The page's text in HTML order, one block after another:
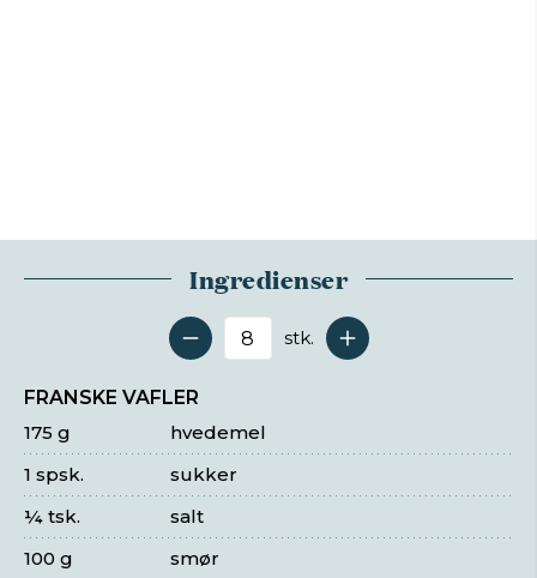
Ingredienser
Antal serveringer
stk.
FRANSKE VAFLER
hvedemel
175 g
sukker
1 spsk.
salt
¼ tsk.
smør
100 g